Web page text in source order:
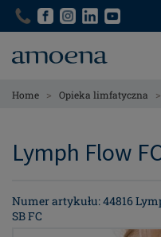
Skip
content
Skip
content
Home > Opieka limfatyczna >
Lymph Flow
Numer artykułu: 44816
SB FC